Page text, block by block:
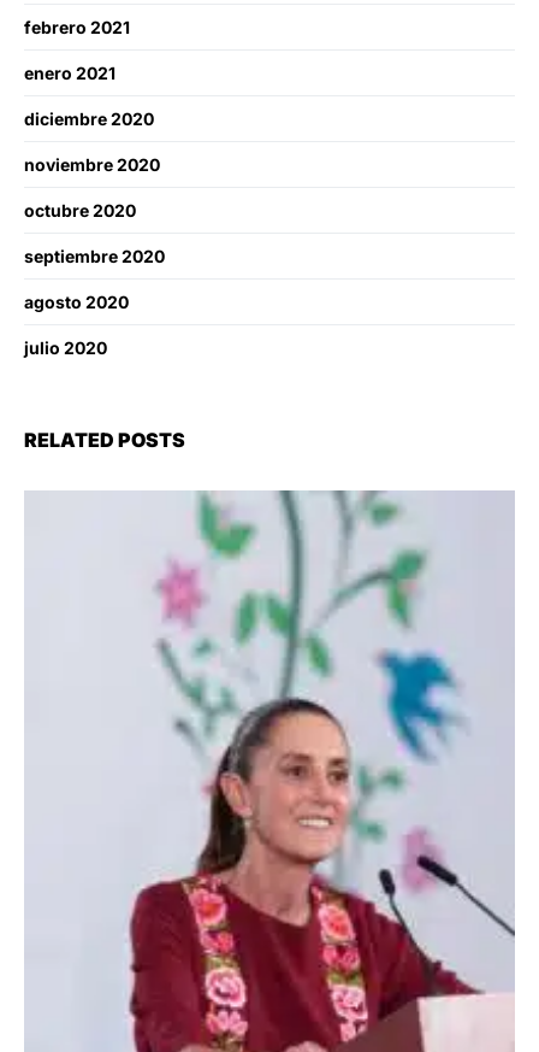
febrero 2021
enero 2021
diciembre 2020
noviembre 2020
octubre 2020
septiembre 2020
agosto 2020
julio 2020
RELATED POSTS